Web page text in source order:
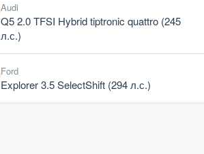
Audi
Q5 2.0 TFSI Hybrid tiptronic quattro (245
л.с.)
Ford
Explorer 3.5 SelectShift (294 л.с.)